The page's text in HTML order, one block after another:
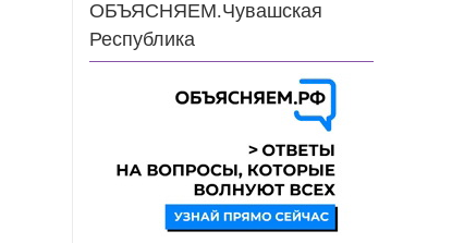
ОБЪЯСНЯЕМ.Чувашская
Республика